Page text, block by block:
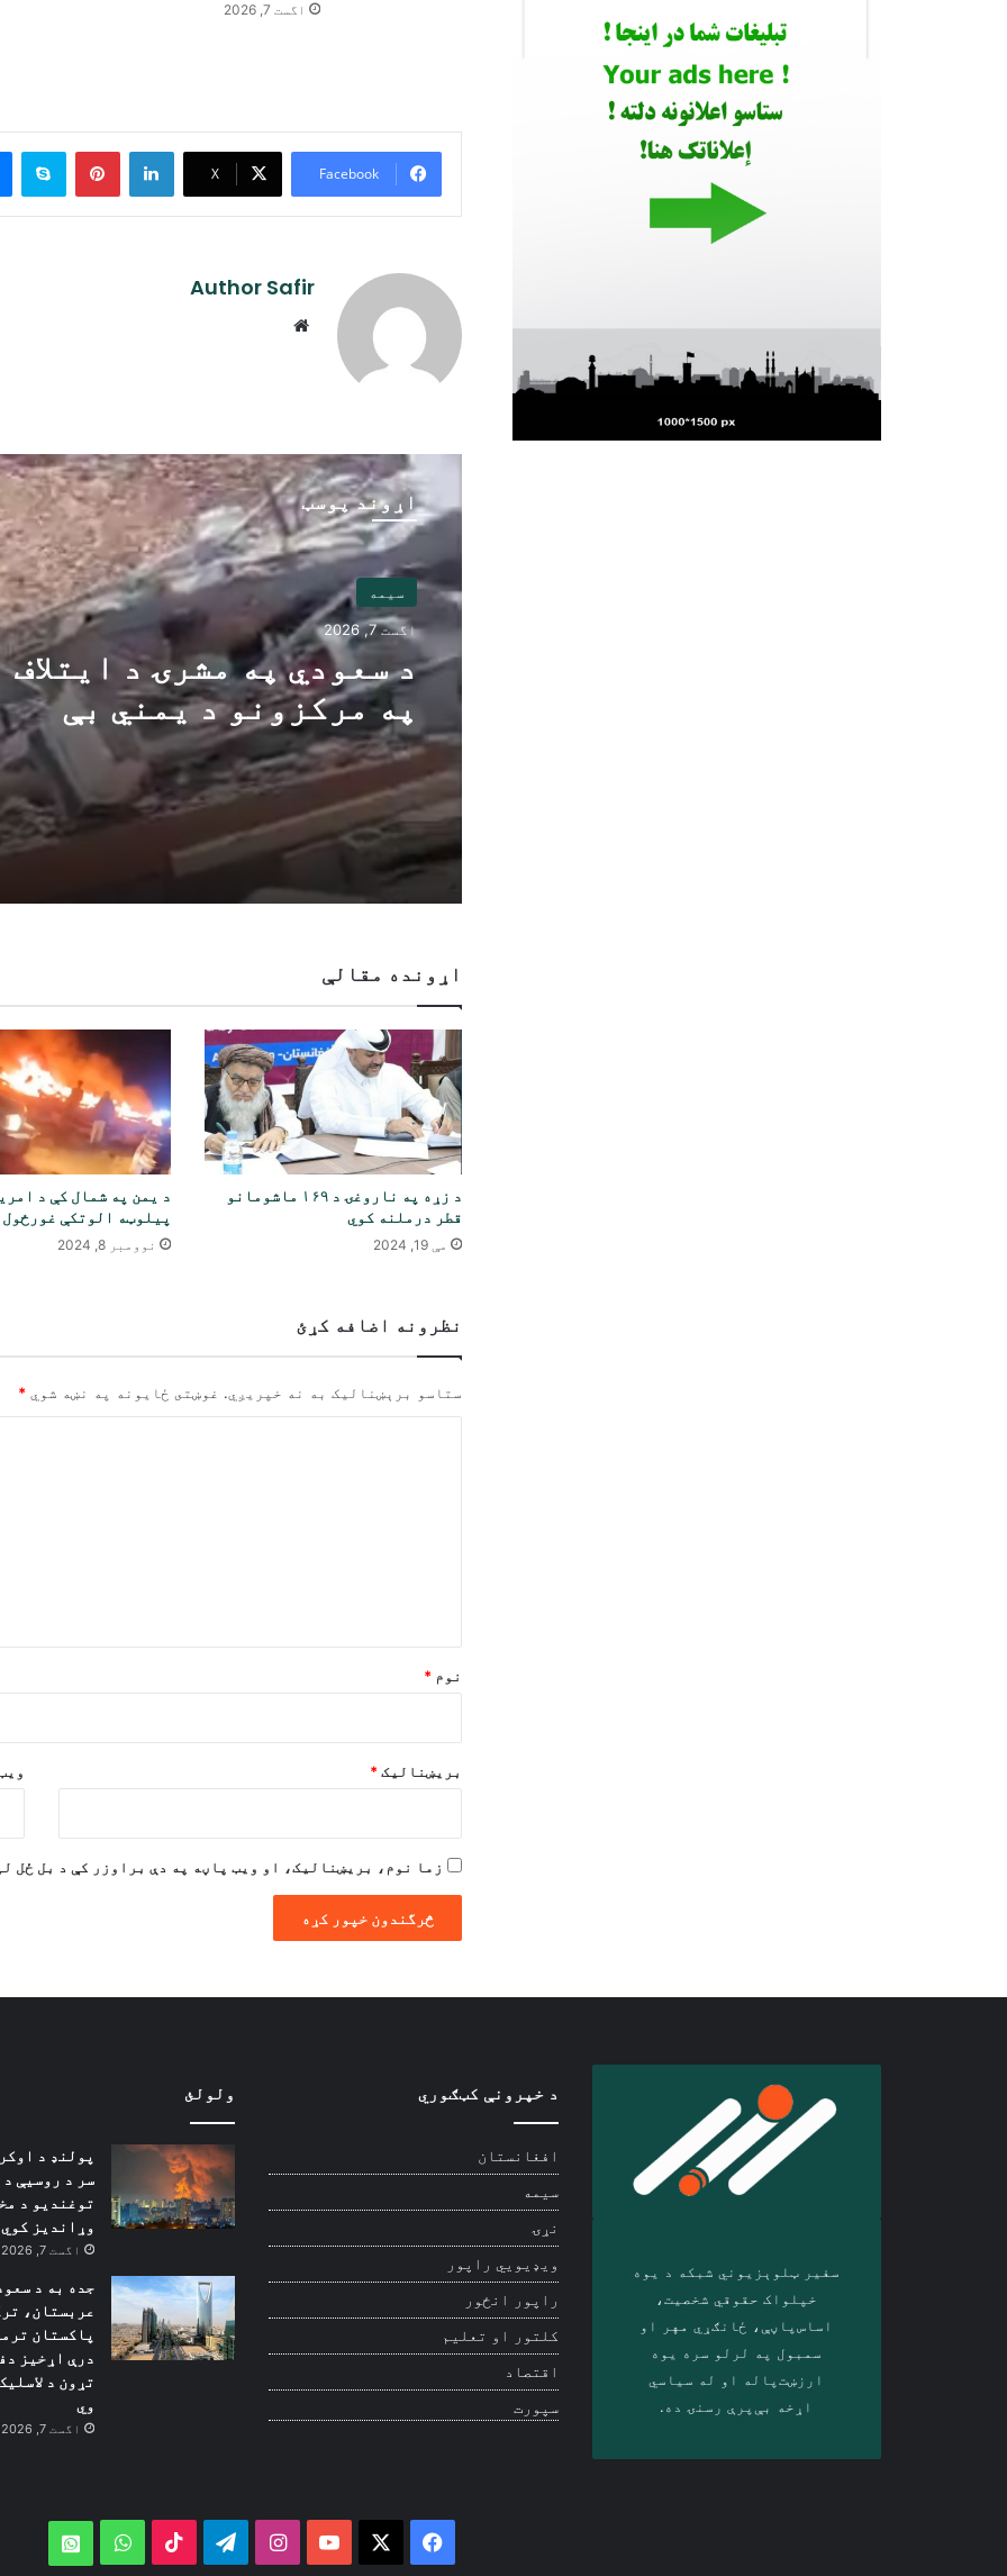
اگست 7, 2026
Facebook
X
LinkedIn
Pinterest
Author Safir
اړوند پوسټ
سیمه
اگست 7, 2026
د سعودي په مشرۍ د ایتلاف
په مرکزونو د یمني بې
پیلوټه الوتکو برید
اړونده مقالې
د زړه په ناروغۍ د ۱۶۹ ماشومانو
قطر درملنه کوي
مې 19, 2024
د يمن په شمال کې د
پيلوټه الوتکې غورځول
نوومبر 8, 2024
نظرونه اضافه کړئ
ستاسو برېښناليک به نه خپريږي. غوښتى ځایونه په نښه شوي *
نوم *
بریښنالیک *
زما نوم، بریښنالیک، او ویب پاڼه په دې براوزر کې د بل ځل
سفیر ټلوېزیوني شبکه د‎ یوه
خپلواک حقوقي شخصیت،
اساس‌پاڼې، ځانګړي مهر او
سمبول په لرلو سره ‎یوه
ارزښت‌پاله او ‎له سیاسي
اړخه بې‌پرې رسنۍ ده.
د خپرونې کټګوري
افغانستان
سیمه
نړۍ
ویډیويي راپور
راپور انځور
کلتور او تعلیم
اقتصاد
سپورت
ولولئ
پولنډ د
سر د روسیې د
توغندیو د
وړاندیز کوي
اگست 7, 2026
جده به د
عربستان،
پاکستان
درې اړخیز
تړون د
وي
اگست 7, 2026
Facebook
YouTube
Instagram
Telegram
TikTok
WhatsApp